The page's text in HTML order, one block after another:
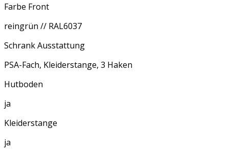
Farbe Front
reingrün // RAL6037
Schrank Ausstattung
PSA-Fach, Kleiderstange, 3 Haken
Hutboden
ja
Kleiderstange
ja